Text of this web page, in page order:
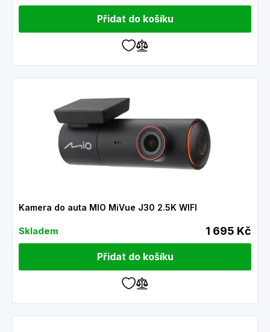
Přidat do košíku
Kamera do auta MIO MiVue J30 2.5K WIFI
Skladem 1 695 Kč
Přidat do košíku